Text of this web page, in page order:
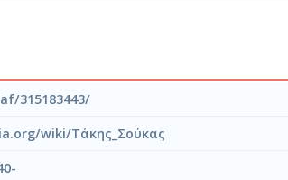
315183443/
wiki/Τάκης_Σούκας